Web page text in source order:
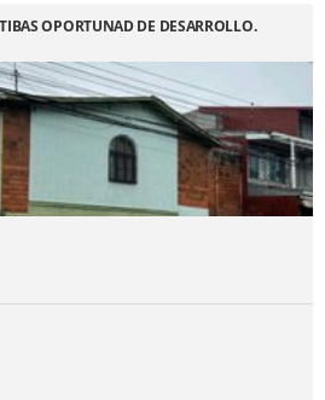
OPORTUNAD DE DESARROLLO.